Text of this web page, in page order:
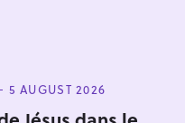
5 AUGUST 2026